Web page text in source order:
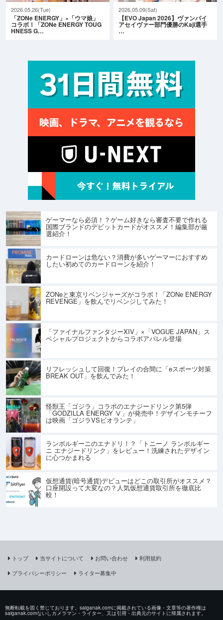
2026.05.26(Tue)
「ZONe ENERGY」×「ウマ娘」
コラボ！「ZONe ENERGY TOUG
HNESS G…
2026.05.09(Sat)
【EVO Japan 2026】ヴァンパイ
アセイヴァー部門優勝のKaji選手
…
ゲーマーなら必須！？ゲーム好きなら審査不要で作れる
国際ブランドのデビットカードがオススメ！編集部が厳
選紹介！
カードローンは危ない？消費が多いゲーマーにおすすめ
したい初めてのカードローンを紹介！
ZONeと東京リベンジャーズがコラボ！「ZONe ENERGY
REVENGE」を飲んでリベンジしてみた！
「ファイナルファンタジーXIV」×「VOGUE JAPAN」ス
ペシャルプロジェクトからコラボアパレル登場
リフレッシュして回復！プレイの合間に「eスポーツ対策
BREAK OUT」を飲んでみた！
怪獣王「ゴジラ」コラボのエナジードリンク第5弾
「GODZILLA ENERGY Ⅴ」が発売中！デザインモチーフ
は映画「ゴジラVSビオランテ」
ランボルギーニのエナドリ！？「トニーノ ランボルギー
ニ エナジードリンク」をレビュー！洗練されたデザイン
に心つかまれる
仮想通貨(暗号通貨)デビューはどこの取引所がオススメ？
口座開設って大変なの？人気仮想通貨取引所を徹底比
較！
トップ 当サイトについて お問い合わせ
利用規約
プライバシーポリシー
ライター募集中
無断転載を固く禁じております。saiganak.comに掲載されている画像・文章等の著作権は
saiganak.comないしカメラマン・ライター、又は引用・出典元のサイトに帰属されます。